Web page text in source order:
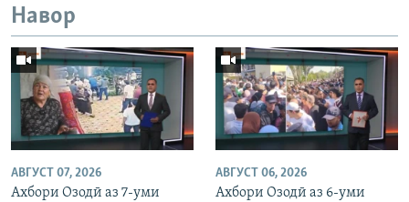
Навор
АВГУСТ 07, 2026
Ахбори Озодӣ аз 7-уми
АВГУСТ 06, 2026
Ахбори Озодӣ аз 6-уми